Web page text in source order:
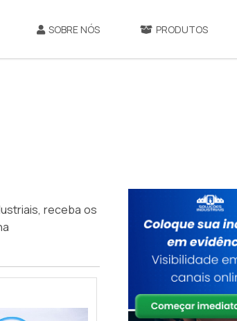
SOBRE NÓS PRODUTOS
receba os